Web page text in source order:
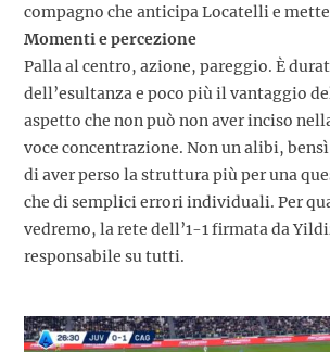
compagno che anticipa Locatelli e
Momenti e percezione
Palla al centro, azione, pareggio. È
dell’esultanza e poco più il vantaggio
aspetto che non può non aver inciso
voce concentrazione. Non un alibi,
di aver perso la struttura più per una
che di semplici errori individuali. Per
vedremo, la rete dell’1-1 firmata da
responsabile su tutti.